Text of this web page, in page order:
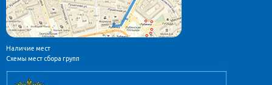
Наличие мест
Схемы мест сбора групп